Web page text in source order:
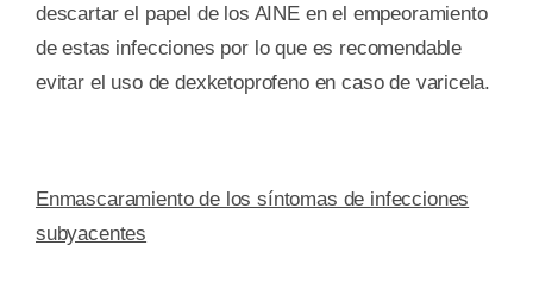
descartar el papel de los AINE en el empeoramiento
de estas infecciones por lo que es recomendable
evitar el uso de dexketoprofeno en caso de varicela.
Enmascaramiento de los síntomas de infecciones
subyacentes